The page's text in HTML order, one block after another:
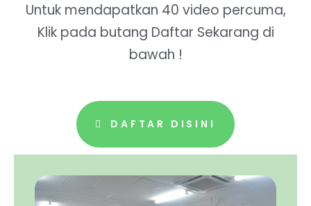
Untuk mendapatkan 40 video percuma,
Klik pada butang Daftar Sekarang di
bawah !
DAFTAR DISINI